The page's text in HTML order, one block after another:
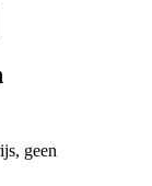
geen